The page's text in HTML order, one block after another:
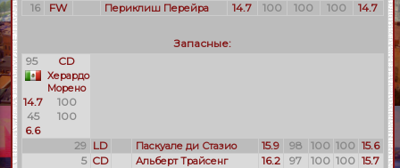
16
FW Периклиш Перейра 14.7 100 100 100 14.7
Запасные:
95
CD
Херардо
Морено
14.7
100
45
100
6.6
29 LD Паскуале ди Стазио 15.9 98 100 100 15.6
5 CD Альберт Трайсенг 16.2 97 100 100 15.7